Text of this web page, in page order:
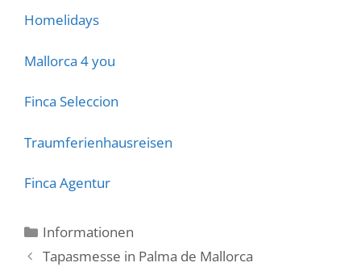
Homelidays
Mallorca 4 you
Finca Seleccion
Traumferienhausreisen
Finca Agentur
Kategorien
Informationen
Tapasmesse in Palma de Mallorca